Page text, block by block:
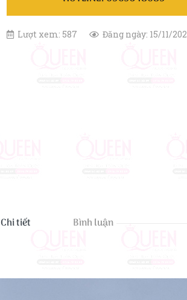
Lượt xem: 587 Đăng ngày: 15/11/
Chi tiết Bình luận